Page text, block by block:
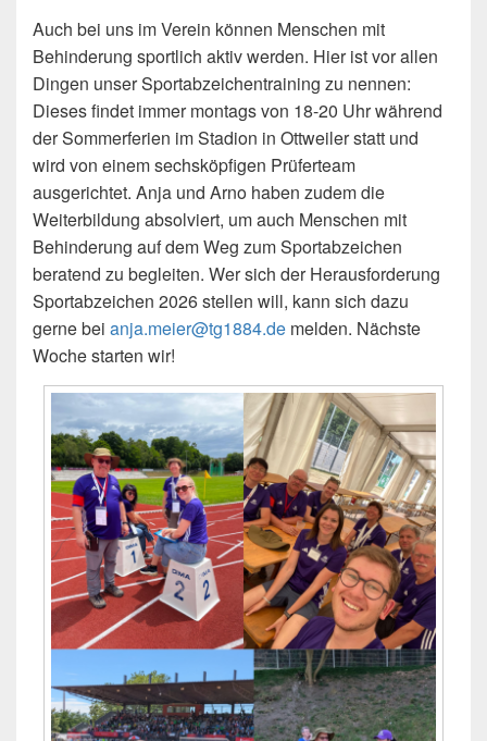
Auch bei uns im Verein können Menschen mit
Behinderung sportlich aktiv werden. Hier ist vor allen
Dingen unser Sportabzeichentraining zu nennen:
Dieses findet immer montags von 18-20 Uhr während
der Sommerferien im Stadion in Ottweiler statt und
wird von einem sechsköpfigen Prüferteam
ausgerichtet. Anja und Arno haben zudem die
Weiterbildung absolviert, um auch Menschen mit
Behinderung auf dem Weg zum Sportabzeichen
beratend zu begleiten. Wer sich der Herausforderung
Sportabzeichen 2026 stellen will, kann sich dazu
gerne bei anja.meier@tg1884.de melden. Nächste
Woche starten wir!